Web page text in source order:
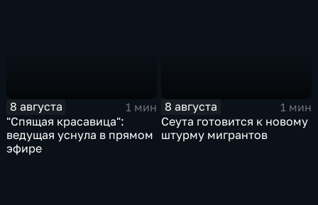
8 августа
1 мин
"Спящая красавица":
ведущая уснула в прямом
эфире
8 августа
1 мин
Сеута готовится к новому
штурму мигрантов